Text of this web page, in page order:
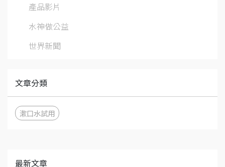
產品影片
水神做公益
世界新聞
文章分類
漱口水試用
最新文章